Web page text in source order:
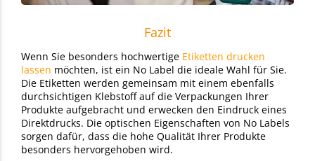
Fazit
Wenn Sie besonders hochwertige Etiketten drucken
lassen möchten, ist ein No Label die ideale Wahl für Sie.
Die Etiketten werden gemeinsam mit einem ebenfalls
durchsichtigen Klebstoff auf die Verpackungen Ihrer
Produkte aufgebracht und erwecken den Eindruck eines
Direktdrucks. Die optischen Eigenschaften von No Labels
sorgen dafür, dass die hohe Qualität Ihrer Produkte
besonders hervorgehoben wird.